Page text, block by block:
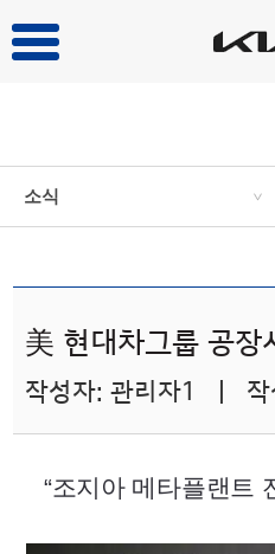
소식 >
美 현대차그룹 공장
작성자: 관리자1 | 작
“조지아 메타플랜트